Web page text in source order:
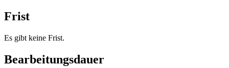
Frist
Es gibt keine Frist.
Bearbeitungsdauer